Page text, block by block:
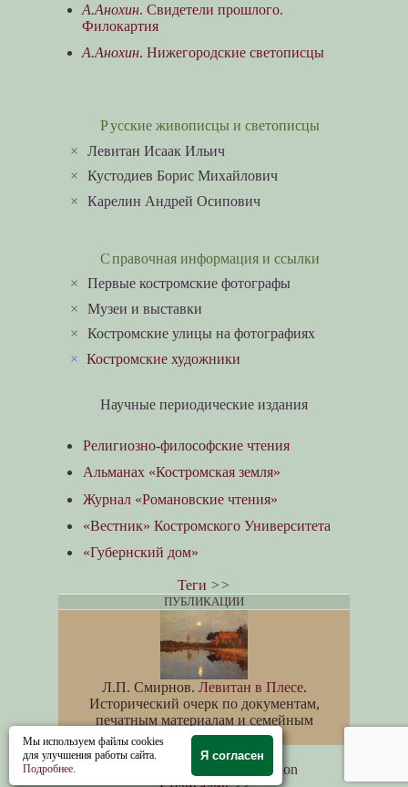
А.Анохин. Свидетели прошлого.
Филокартия
А.Анохин. Нижегородские светописцы
Русские живописцы и светописцы
×Левитан Исаак Ильич
×Кустодиев Борис Михайлович
×Карелин Андрей Осипович
Справочная информация и ссылки
×Первые костромские фотографы
×Музеи и выставки
×Костромские улицы на фотографиях
×Костромские художники
Научные периодические издания
Религиозно-философские чтения
Альманах «Костромская земля»
Журнал «Романовские чтения»
«Вестник» Костромского Университета
«Губернский дом»
Теги >>
ПУБЛИКАЦИИ
Л.П. Смирнов. Левитан в Плесе.
Исторический очерк по документам,
печатным материалам и семейным
воспоминаниям
Photographs of Kostroma region
Мы используем файлы cookies
для улучшения работы сайта.
Подробнее.
Я согласен